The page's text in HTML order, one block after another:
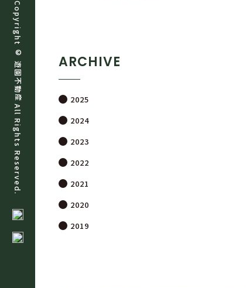
ARCHIVE
2025
2024
2023
2022
2021
2020
2019
Copyright ©
遊
園
不
動
産
All Rights Reserved.